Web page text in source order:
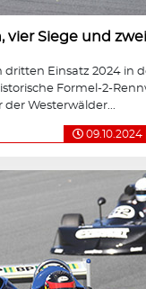
vier Siege und
Einsatz 2024 in
Formel-2-
der Westerwälder...
09.10.2024